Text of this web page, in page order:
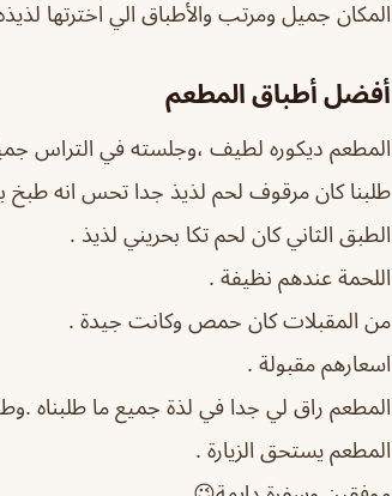
المكان جميل ومرتب والأطباق الي اخترتها
أفضل أطباق المطعم
المطعم ديكوره لطيف ،وجلسته في التراس
طلبنا كان مرقوف لحم لذيذ جدا تحس انه طبخ
الطبق الثاني كان لحم تكا بحريني لذيذ .
اللحمة عندهم نظيفة .
من المقبلات كان حمص وكانت جيدة .
اسعارهم مقبولة .
المطعم راق لي جدا في لذة جميع ما طلبناه
المطعم يستحق الزيارة .